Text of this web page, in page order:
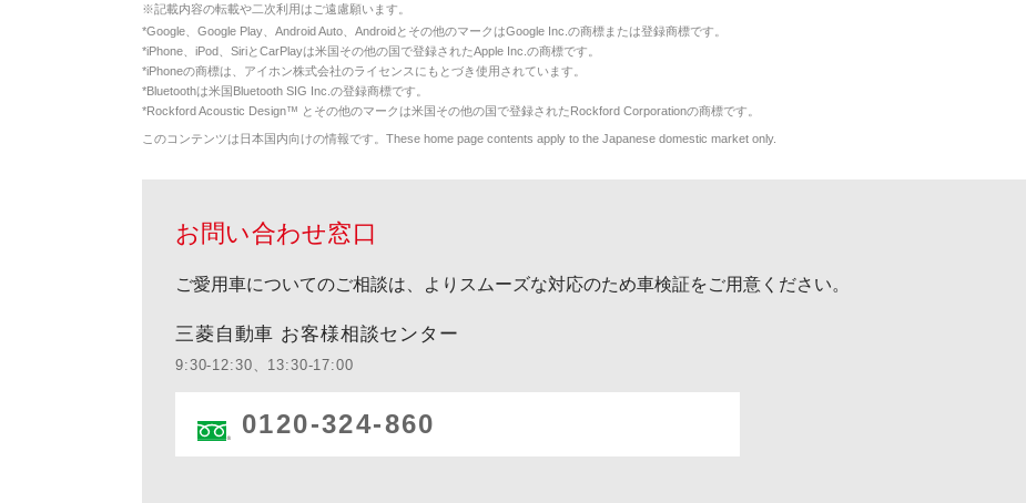
※記載内容の転載や二次利用はご遠慮願います。
*Google、Google Play、Android Auto、Androidとその他のマークはGoogle Inc.の商標または登録商標です。
*iPhone、iPod、SiriとCarPlayは米国その他の国で登録されたApple Inc.の商標です。
*iPhoneの商標は、アイホン株式会社のライセンスにもとづき使用されています。
*Bluetoothは米国Bluetooth SIG Inc.の登録商標です。
*Rockford Acoustic Design™ とその他のマークは米国その他の国で登録されたRockford Corporationの商標です。
このコンテンツは日本国内向けの情報です。These home page contents apply to the Japanese domestic market only.
お問い合わせ窓口
ご愛用車についてのご相談は、よりスムーズな対応のため車検証をご用意ください。
三菱自動車 お客様相談センター
9:30-12:30、13:30-17:00
0120-324-860